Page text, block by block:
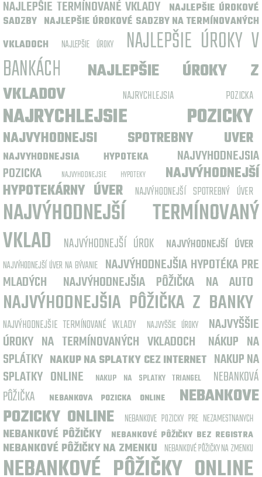
NAJLEPŠIE TERMÍNOVANÉ VKLADY
NAJLEPŠIE ÚROKOVÉ
SADZBY NAJLEPŠIE ÚROKOVÉ SADZBY NA TERMÍNOVANÝCH
VKLADOCH
NAJLEPŠIE ÚROKY
NAJLEPŠIE ÚROKY V
BANKÁCH
NAJLEPŠIE ÚROKY Z
VKLADOV
NAJRYCHLEJSIA POZICKA
NAJRYCHLEJSIE POZICKY
NAJVYHODNEJSI SPOTREBNY UVER
NAJVYHODNEJSIA HYPOTEKA
NAJVYHODNEJSIA
POZICKA
NAJVYHODNEJSIE HYPOTEKY
NAJVÝHODNEJŠÍ
HYPOTEKÁRNY ÚVER
NAJVÝHODNEJŠÍ SPOTREBNÝ ÚVER
NAJVÝHODNEJŠÍ TERMÍNOVANÝ
VKLAD
NAJVÝHODNEJŠÍ ÚROK NAJVÝHODNEJŠÍ ÚVER
NAJVÝHODNEJŠÍ ÚVER NA BÝVANIE NAJVÝHODNEJŠIA HYPOTÉKA PRE
MLADÝCH
NAJVÝHODNEJŠIA PÔŽIČKA NA AUTO
NAJVÝHODNEJŠIA PÔŽIČKA Z BANKY
NAJVÝHODNEJŠIE TERMÍNOVANÉ VKLADY NAJVYŠŠIE ÚROKY
NAJVYŠŠIE
ÚROKY NA TERMÍNOVANÝCH VKLADOCH
NÁKUP NA
SPLÁTKY NAKUP NA SPLATKY CEZ INTERNET NAKUP NA
SPLATKY ONLINE
NAKUP NA SPLATKY TRIANGEL
NEBANKOVÁ
PÔŽIČKA
NEBANKOVA POZICKA ONLINE
NEBANKOVE
POZICKY ONLINE
NEBANKOVE POZICKY PRE NEZAMESTNANYCH
NEBANKOVÉ PÔŽIČKY NEBANKOVÉ PÔŽIČKY BEZ REGISTRA
NEBANKOVÉ PÔŽIČKY NA ZMENKU NEBANKOVÉ PÔŽIČKY NA ZMENKU
NEBANKOVÉ PÔŽIČKY ONLINE